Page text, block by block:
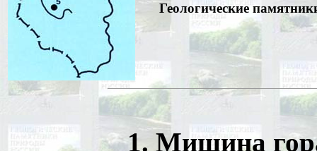
Геологические
1. Мишина